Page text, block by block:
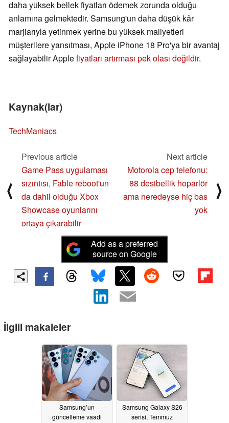
daha yüksek bellek fiyatları ödemek zorunda olduğu
anlamına gelmektedir. Samsung'un daha düşük kâr
marjlarıyla yetinmek yerine bu yüksek maliyetleri
müşterilere yansıtması, Apple iPhone 18 Pro'ya bir avantaj
sağlayabilir Applefiyatları artırması pek olası değildir.
Kaynak(lar)
TechManiacs
⟨
Previous article
Game Pass uygulaması
sızıntısı, Fable reboot'un
da dahil olduğu Xbox
Showcase oyunlarını
ortaya çıkarabilir
Next article
Motorola cep telefonu:
88 desibellik hoparlör
ama neredeyse hiç bas
yok
⟩
Add as a preferred
source on Google
İlgili makaleler
Samsung’un
güncelleme vaadi
Samsung Galaxy S26
serisi, Temmuz